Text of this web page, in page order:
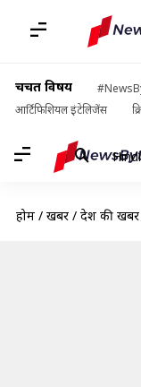
चर्चित विषय
आर्टिफिशियल इंटेलिजेंस
Hindi
होम / खबरें / देश की खबरें